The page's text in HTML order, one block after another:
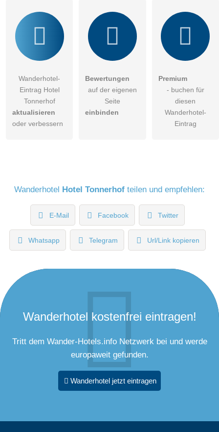
Wanderhotel-
Eintrag Hotel
Tonnerhof
aktualisieren
oder verbessern
Bewertungen
auf der eigenen
Seite
einbinden
Premium
- buchen für
diesen
Wanderhotel-
Eintrag
Wanderhotel Hotel Tonnerhof teilen und empfehlen:
E-Mail Facebook Twitter
Whatsapp Telegram Url/Link kopieren
Wanderhotel kostenfrei eintragen!
Tritt dem Wander-Hotels.info Netzwerk bei und werde
europaweit gefunden.
Wanderhotel jetzt eintragen